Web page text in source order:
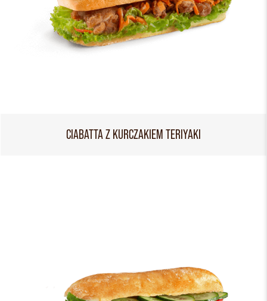
CIABATTA Z KURCZAKIEM TERIYAKI